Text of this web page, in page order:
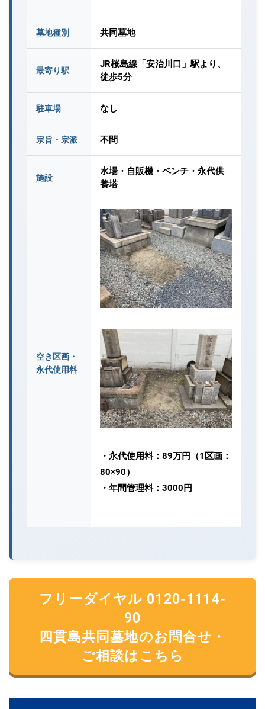
墓地種別 共同墓地
最寄り駅
JR桜島線「安治川口」駅より、
徒歩5分
駐車場 なし
宗旨・宗派 不問
施設
水場・自販機・ベンチ・永代供
養塔
空き区画・
永代使用料
・永代使用料：89万円（1区画：
80×90）
・年間管理料：3000円
フリーダイヤル 0120-1114-
90
四貫島共同墓地のお問合せ・
ご相談はこちら